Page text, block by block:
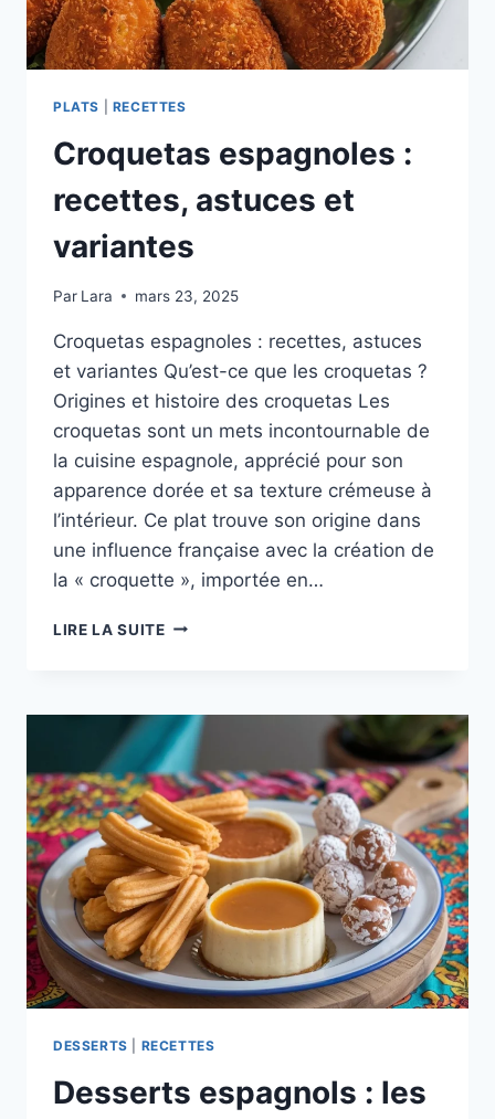
PLATS RECETTES
Croquetas espagnoles :
recettes, astuces et
variantes
Par Lara mars 23, 2025
Croquetas espagnoles : recettes, astuces
et variantes Qu’est-ce que les croquetas ?
Origines et histoire des croquetas Les
croquetas sont un mets incontournable de
la cuisine espagnole, apprécié pour son
apparence dorée et sa texture crémeuse à
l’intérieur. Ce plat trouve son origine dans
une influence française avec la création de
la « croquette », importée en…
LIRE LA SUITECROQUETAS
ASTUCES
ET
VARIANTES
DESSERTS RECETTES
Desserts espagnols : les